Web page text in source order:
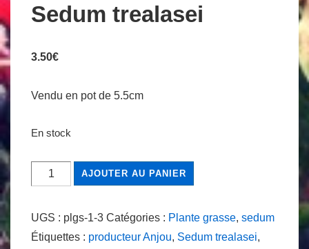
Sedum trealasei
3.50€
Vendu en pot de 5.5cm
En stock
quantité
de
trealasei
AJOUTER AU PANIER
UGS : plgs-1-3 Catégories : Plante grasse, sedum
Étiquettes : producteur Anjou, Sedum trealasei,